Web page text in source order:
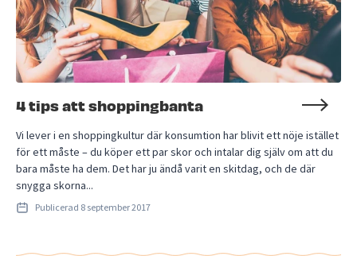
4 tips att shoppingbanta
Vi lever i en shoppingkultur där konsumtion har blivit ett nöje istället
för ett måste – du köper ett par skor och intalar dig själv om att du
bara måste ha dem. Det har ju ändå varit en skitdag, och de där
snygga skorna...
Publicerad 8 september 2017